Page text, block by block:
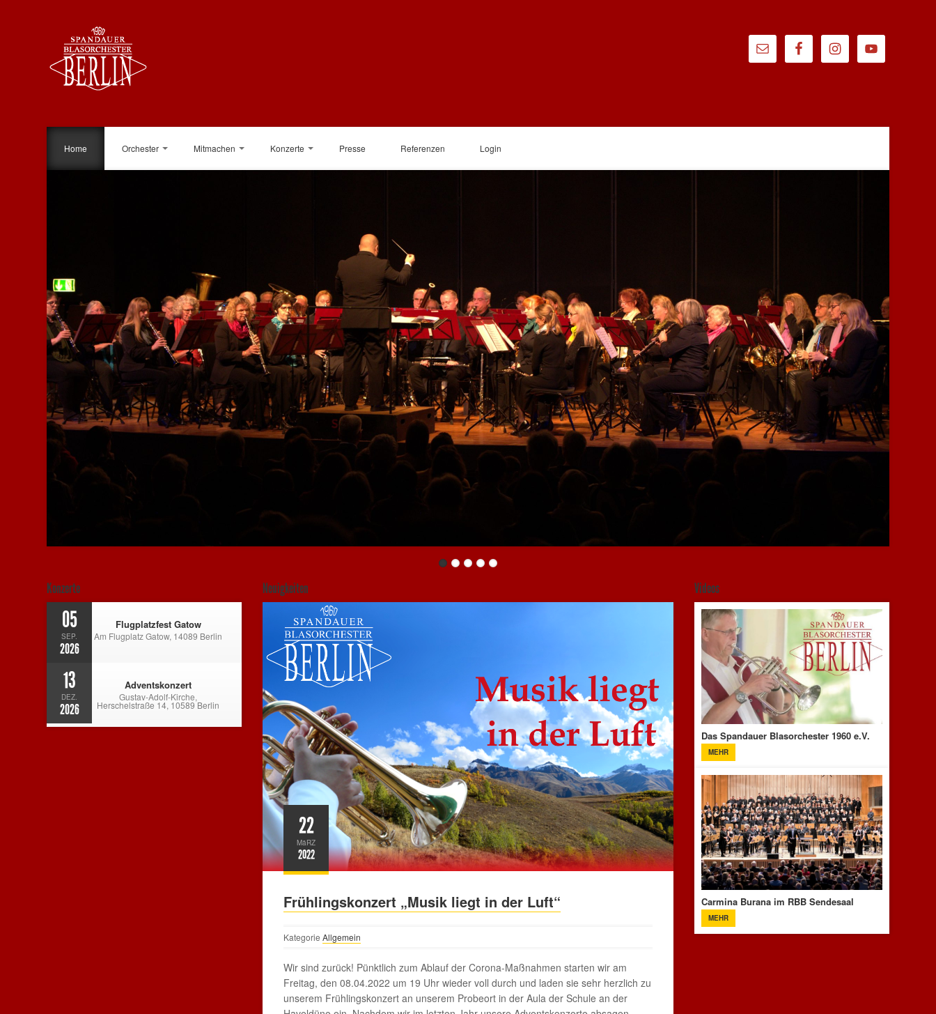
Home Orchester Mitmachen Konzerte Presse Referenzen Login
Konzerte
05
SEP.
2026
Flugplatzfest Gatow
Am Flugplatz Gatow, 14089 Berlin
13
DEZ.
2026
Adventskonzert
Gustav-Adolf-Kirche,
Herschelstraße 14, 10589 Berlin
Neuigkeiten
22
MäRZ
2022
Frühlingskonzert „Musik liegt in der Luft“
Kategorie Allgemein
Wir sind zurück! Pünktlich zum Ablauf der Corona-Maßnahmen starten wir am
Freitag, den 08.04.2022 um 19 Uhr wieder voll durch und laden sie sehr herzlich zu
unserem Frühlingskonzert an unserem Probeort in der Aula der Schule an der
Videos
Das Spandauer Blasorchester 1960 e.V.
MEHR
Carmina Burana im RBB Sendesaal
MEHR